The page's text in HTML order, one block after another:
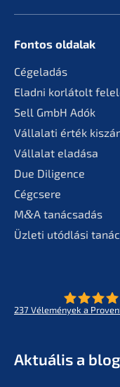
Fontos oldalak
Cégela­dás
Eladni korlá­tolt
Sell GmbH Adók
Vállala­ti érték
Válla­lat eladása
Due Diligence
Cégcse­re
M&A tanác­sa­dás
Üzleti utódlá­si
237 Vélemé­ny­ek a
Aktuá­lis a